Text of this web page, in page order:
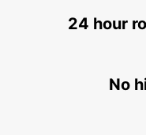
24 hour
No